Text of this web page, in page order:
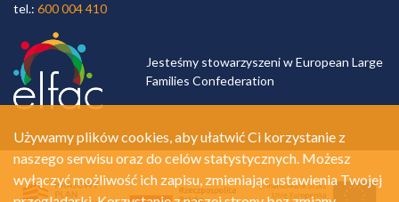
tel.: 600 004 410
Jesteśmy stowarzyszeni w European Large
Families Confederation
Używamy plików cookies, aby ułatwić Ci korzystanie z
naszego serwisu oraz do celów statystycznych. Możesz
wyłączyć możliwość ich zapisu, zmieniając ustawienia Twojej